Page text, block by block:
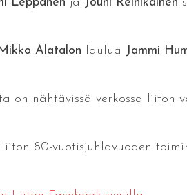
Leppänen ja Jouni Reinikainen
Alatalon laulua Jammi
on nähtävissä verkossa liiton
80-vuotisjuhlavuoden